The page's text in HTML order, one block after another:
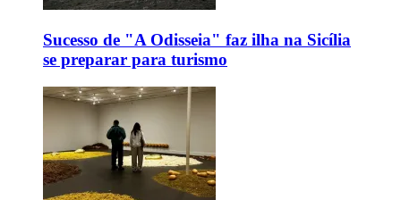
Sucesso de "A Odisseia" faz ilha na Sicília
se preparar para turismo